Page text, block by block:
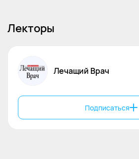
Лекторы
Лечащий Врач
Подписаться